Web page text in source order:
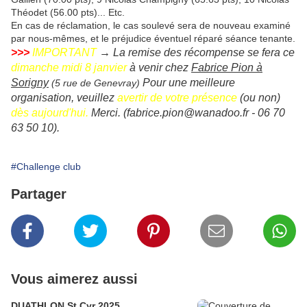
Théodet (56.00 pts)... Etc.
En cas de réclamation, le cas soulevé sera de nouveau examiné
par nous-mêmes, et le préjudice éventuel réparé séance tenante.
>>> IMPORTANT→ La remise des récompense se fera ce
dimanche midi 8 janvierà venir chez Fabrice Pion à
Sorigny (5 rue de Genevray) Pour une meilleure
organisation, veuillez avertir de votre présence (ou non)
dès aujourd'hui. Merci. (fabrice.pion@wanadoo.fr - 06 70
63 50 10).
#Challenge club
Partager
Vous aimerez aussi